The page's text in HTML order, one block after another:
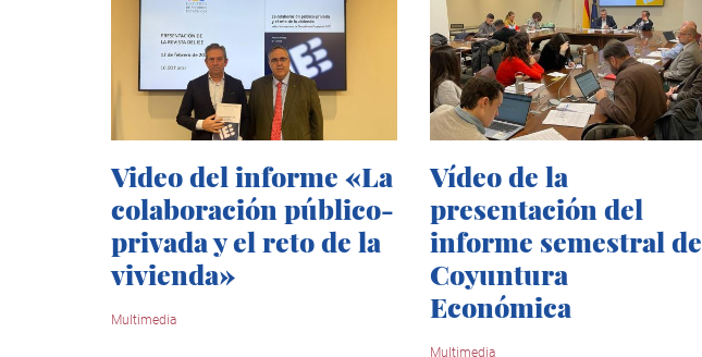
Video del informe «La
colaboración público-
privada y el reto de la
vivienda»
Multimedia
Vídeo de la
presentación del
informe semestral de
Coyuntura
Económica
Multimedia